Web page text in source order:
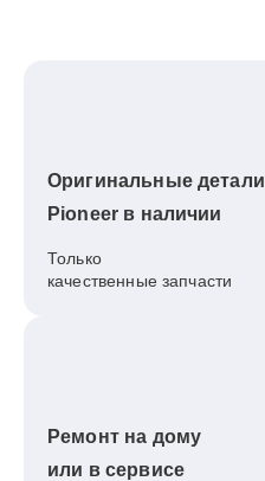
Оригинальные детали
Pioneer в наличии
Только
качественные запчасти
Ремонт на дому
или в сервисе